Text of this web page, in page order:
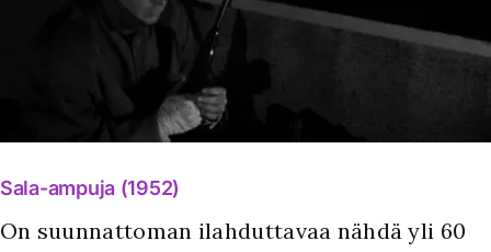
Sala-ampuja (1952)
On suunnattoman ilahduttavaa nähdä yli 60